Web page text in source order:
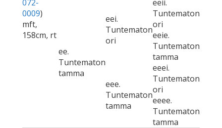
072-
0009)
mft,
158cm, rt
ee.
Tuntematon
tamma
eei.
Tuntematon
ori
eeii.
Tuntematon
ori
eeie.
Tuntematon
tamma
eee.
Tuntematon
tamma
eeei.
Tuntematon
ori
eeee.
Tuntematon
tamma